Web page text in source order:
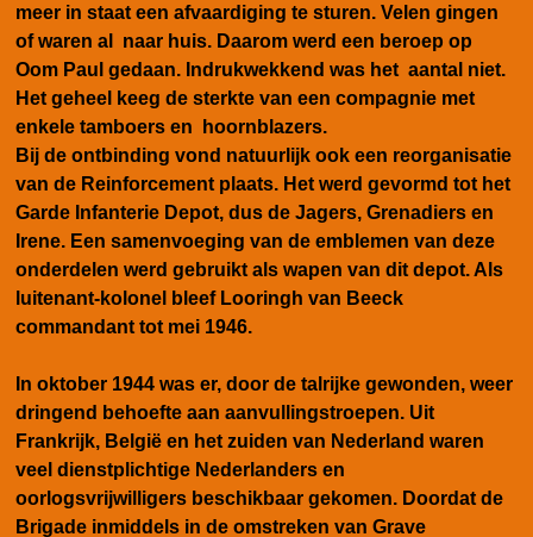
meer in staat een afvaardiging te sturen. Velen gingen
of waren al naar huis. Daarom werd een beroep op
Oom Paul gedaan. Indrukwekkend was het aantal niet.
Het geheel keeg de sterkte van een compagnie met
enkele tamboers en hoornblazers.
Bij de ontbinding vond natuurlijk ook een reorganisatie
van de Reinforcement plaats. Het werd gevormd tot het
Garde Infanterie Depot, dus de Jagers, Grenadiers en
Irene. Een samenvoeging van de emblemen van deze
onderdelen werd gebruikt als wapen van dit depot. Als
luitenant-kolonel bleef Looringh van Beeck
commandant tot mei 1946.
In oktober 1944 was er, door de talrijke gewonden, weer
dringend behoefte aan aanvullingstroepen. Uit
Frankrijk, België en het zuiden van Nederland waren
veel dienstplichtige Nederlanders en
oorlogsvrijwilligers beschikbaar gekomen. Doordat de
Brigade inmiddels in de omstreken van Grave